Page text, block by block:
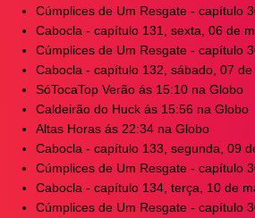
Cúmplices de Um Resgate - capítulo
Cabocla - capítulo 131, sexta, 06 de
Cúmplices de Um Resgate - capítulo
Cabocla - capítulo 132, sábado, 07
SóTocaTop Verão ás 15:10 na Globo
Caldeirão do Huck ás 15:56 na Globo
Altas Horas ás 22:34 na Globo
Cabocla - capítulo 133, segunda, 09
Cúmplices de Um Resgate - capítulo
Cabocla - capítulo 134, terça, 10 de
Cúmplices de Um Resgate - capítulo